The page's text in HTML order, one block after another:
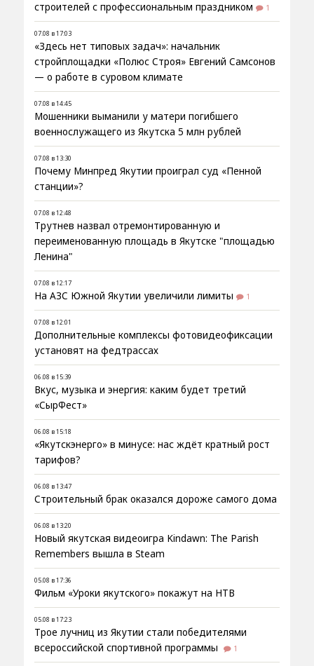
строителей с профессиональным праздником
1
07.08 в 17:03
«Здесь нет типовых задач»: начальник
стройплощадки «Полюс Строя» Евгений Самсонов
— о работе в суровом климате
07.08 в 14:45
Мошенники выманили у матери погибшего
военнослужащего из Якутска 5 млн рублей
07.08 в 13:30
Почему Минпред Якутии проиграл суд «Пенной
станции»?
07.08 в 12:48
Трутнев назвал отремонтированную и
переименованную площадь в Якутске "площадью
Ленина"
07.08 в 12:17
На АЗС Южной Якутии увеличили лимиты 1
07.08 в 12:01
Дополнительные комплексы фотовидеофиксации
установят на федтрассах
06.08 в 15:39
Вкус, музыка и энергия: каким будет третий
«СырФест»
06.08 в 15:18
«Якутскэнерго» в минусе: нас ждёт кратный рост
тарифов?
06.08 в 13:47
Строительный брак оказался дороже самого дома
06.08 в 13:20
Новый якутская видеоигра Kindawn: The Parish
Remembers вышла в Steam
05.08 в 17:36
Фильм «Уроки якутского» покажут на НТВ
05.08 в 17:23
Трое лучниц из Якутии стали победителями
всероссийской спортивной программы
1